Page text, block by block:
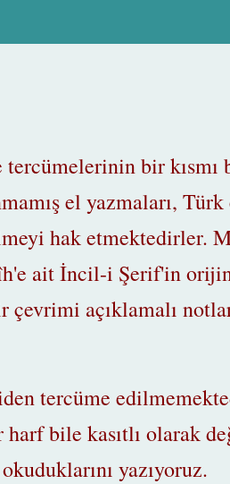
bir kısmı
el yazmaları, Türk
hak etmektedirler.
ait İncil-i Şerif'in
açıklamalı
tercüme
bile kasıtlı olarak
yazıyoruz.